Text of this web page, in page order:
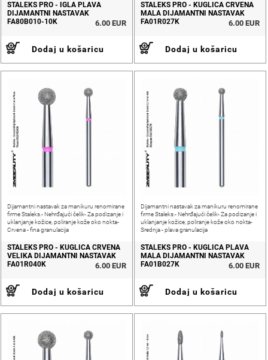
STALEKS PRO - IGLA PLAVA
DIJAMANTNI NASTAVAK
FA80B010-10K
6.00 EUR
Dodaj u košaricu
STALEKS PRO - KUGLICA CRVENA
MALA DIJAMANTNI NASTAVAK
FA01R027K
6.00 EUR
Dodaj u košaricu
Dijamantni nastavak za manikuru renomirane
firme Staleks.- Nehrđajući čelik- Za podizanje i
uklanjanje kožice, poliranje kože oko nokta-
Crvena - fina granulacija
STALEKS PRO - KUGLICA CRVENA
VELIKA DIJAMANTNI NASTAVAK
FA01R040K
6.00 EUR
Dodaj u košaricu
Dijamantni nastavak za manikuru renomirane
firme Staleks.- Nehrđajući čelik- Za podizanje i
uklanjanje kožice, poliranje kože oko nokta-
Srednja - plava granulacija
STALEKS PRO - KUGLICA PLAVA
MALA DIJAMANTNI NASTAVAK
FA01B027K
6.00 EUR
Dodaj u košaricu